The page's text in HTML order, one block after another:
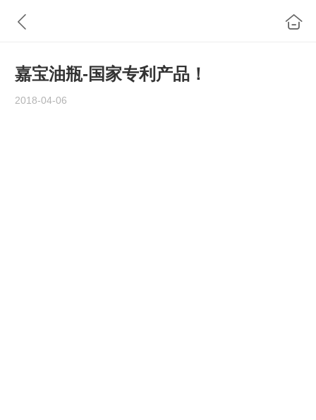
嘉宝油瓶-国家专利产品！
2018-04-06